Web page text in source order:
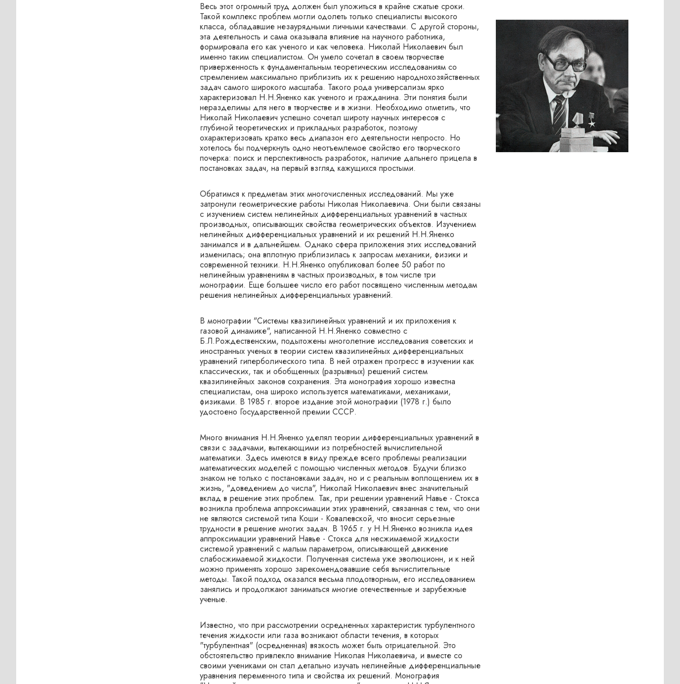
Весь этот огромный труд должен был уложиться в крайне сжатые сроки.
Такой комплекс проблем могли одолеть только специалисты высокого
класса, обладавшие незаурядными личными качествами. С другой стороны,
эта деятельность и сама оказывала влияние на научного работника,
формировала его как ученого и как человека. Николай Николаевич был
именно таким специалистом. Он умело сочетал в своем творчестве
приверженность к фундаментальным теоретическим исследованиям со
стремлением максимально приблизить их к решению народнохозяйственных
задач самого широкого масштаба. Такого рода универсализм ярко
характеризовал Н.Н.Яненко как ученого и гражданина. Эти понятия были
неразделимы для него в творчестве и в жизни. Необходимо отметить, что
Николай Николаевич успешно сочетал широту научных интересов с
глубиной теоретических и прикладных разработок, поэтому
охарактеризовать кратко весь диапазон его деятельности непросто. Но
хотелось бы подчеркнуть одно неотъемлемое свойство его творческого
почерка: поиск и перспективность разработок, наличие дальнего прицела в
постановках задач, на первый взгляд кажущихся простыми.
Обратимся к предметам этих многочисленных исследований. Мы уже
затронули геометрические работы Николая Николаевича. Они были связаны
с изучением систем нелинейных дифференциальных уравнений в частных
производных, описывающих свойства геометрических объектов. Изучением
нелинейных дифференциальных уравнений и их решений Н.Н.Яненко
занимался и в дальнейшем. Однако сфера приложения этих исследований
изменилась; она вплотную приблизилась к запросам механики, физики и
современной техники. Н.Н.Яненко опубликовал более 50 работ по
нелинейным уравнениям в частных производных, в том числе три
монографии. Еще большее число его работ посвящено численным методам
решения нелинейных дифференциальных уравнений.
В монографии "Системы квазилинейных уравнений и их приложения к
газовой динамике", написанной Н.Н.Яненко совместно с
Б.Л.Рождественским, подытожены многолетние исследования советских и
иностранных ученых в теории систем квазилинейных дифференциальных
уравнений гиперболического типа. В ней отражен прогресс в изучении как
классических, так и обобщенных (разрывных) решений систем
квазилинейных законов сохранения. Эта монография хорошо известна
специалистам, она широко используется математиками, механиками,
физиками. В 1985 г. второе издание этой монографии (1978 г.) было
удостоено Государственной премии СССР.
Много внимания Н.Н.Яненко уделял теории дифференциальных уравнений в
связи с задачами, вытекающими из потребностей вычислительной
математики. Здесь имеются в виду прежде всего проблемы реализации
математических моделей с помощью численных методов. Будучи близко
знаком не только с постановками задач, но и с реальным воплощением их в
жизнь, "доведением до числа", Николай Николаевич внес значительный
вклад в решение этих проблем. Так, при решении уравнений Навье - Стокса
возникла проблема аппроксимации этих уравнений, связанная с тем, что они
не являются системой типа Коши - Ковалевской, что вносит серьезные
трудности в решение многих задач. В 1965 г. у Н.Н.Яненко возникла идея
аппроксимации уравнений Навье - Стокса для несжимаемой жидкости
системой уравнений с малым параметром, описывающей движение
слабосжимаемой жидкости. Полученная система уже эволюционн, и к ней
можно применять хорошо зарекомендовавшие себя вычислительные
методы. Такой подход оказался весьма плодотворным, его исследованием
занялись и продолжают заниматься многие отечественные и зарубежные
ученые.
Известно, что при рассмотрении осредненных характеристик турбулентного
течения жидкости или газа возникают области течения, в которых
"турбулентная" (осредненная) вязкость может быть отрицательной. Это
обстоятельство привлекло внимание Николая Николаевича, и вместе со
своими учениками он стал детально изучать нелинейные дифференциальные
уравнения переменного типа и свойства их решений. Монография